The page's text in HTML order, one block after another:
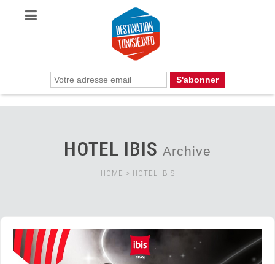
HOTEL IBIS Archive
HOME > HOTEL IBIS